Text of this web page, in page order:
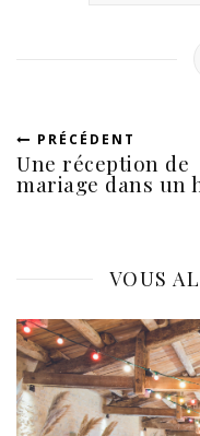
PRÉCÉDENT
Une réception de
mariage dans un
VOUS